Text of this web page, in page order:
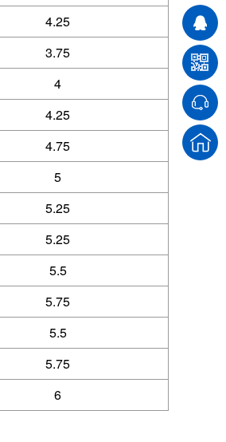
4.25
3.75
4
4.25
4.75
5
5.25
5.25
5.5
5.75
5.5
5.75
6